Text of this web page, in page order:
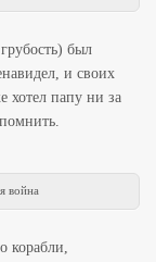
был
и своих
хотел папу ни за
война
корабли,